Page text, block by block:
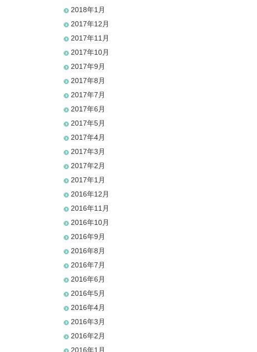
2018年1月
2017年12月
2017年11月
2017年10月
2017年9月
2017年8月
2017年7月
2017年6月
2017年5月
2017年4月
2017年3月
2017年2月
2017年1月
2016年12月
2016年11月
2016年10月
2016年9月
2016年8月
2016年7月
2016年6月
2016年5月
2016年4月
2016年3月
2016年2月
2016年1月